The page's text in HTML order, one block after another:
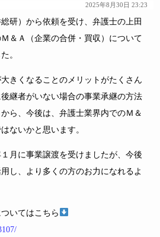
2025年8月30日 23:23
研）から依頼を受け、弁護士の上田
＆Ａ（企業の合併・買収）について
。
きくなることのメリットがたくさん
継者がいない場合の事業承継の方法
ら、今後は、弁護士業界内でのＭ＆
ないかと思います。
月に事業譲渡を受けましたが、今後
し、より多くの方のお力になれるよ
いてはこちら